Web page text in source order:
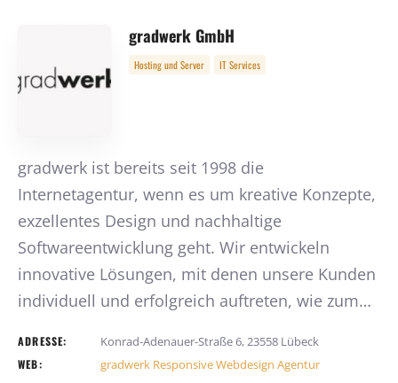
gradwerk GmbH
Hosting und Server IT Services
gradwerk ist bereits seit 1998 die
Internetagentur, wenn es um kreative Konzepte,
exzellentes Design und nachhaltige
Softwareentwicklung geht. Wir entwickeln
innovative Lösungen, mit denen unsere Kunden
individuell und erfolgreich auftreten, wie zum…
ADRESSE: Konrad-Adenauer-Straße 6, 23558 Lübeck
WEB: gradwerk Responsive Webdesign Agentur